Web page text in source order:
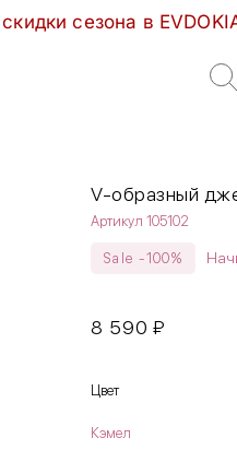
в EVDOKIA! - 70%
V-образный
Артикул 105102
Sale -100%
8 590₽
Цвет
Кэмел